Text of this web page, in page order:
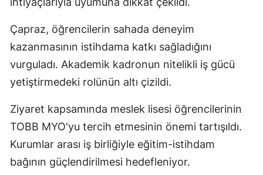
Çapraz, öğrencilerin sahada deneyim
kazanmasının istihdama katkı sağladığını
vurguladı. Akademik kadronun nitelikli iş gücü
yetiştirmedeki rolünün altı çizildi.
Ziyaret kapsamında meslek lisesi öğrencilerinin
TOBB MYO'yu tercih etmesinin önemi tartışıldı.
Kurumlar arası iş birliğiyle eğitim-istihdam
bağının güçlendirilmesi hedefleniyor.